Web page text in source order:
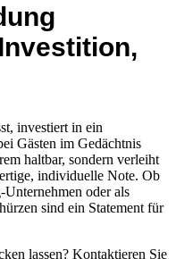
investiert in ein
Gästen im Gedächtnis
haltbar, sondern verleiht
individuelle Note. Ob
Unternehmen oder als
sind ein Statement für
lassen? Kontaktieren Sie